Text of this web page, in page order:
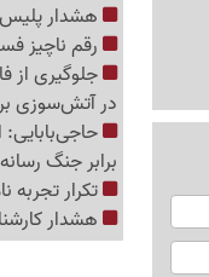
هشدار پلیس
رقم ناچیز
جلوگیری از
در آتش‌سوزی
برابر جنگ
تکرار تجربه
هشدار